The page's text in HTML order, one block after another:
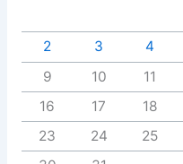
2
3 4
9
10 11
16
17 18
23
24 25